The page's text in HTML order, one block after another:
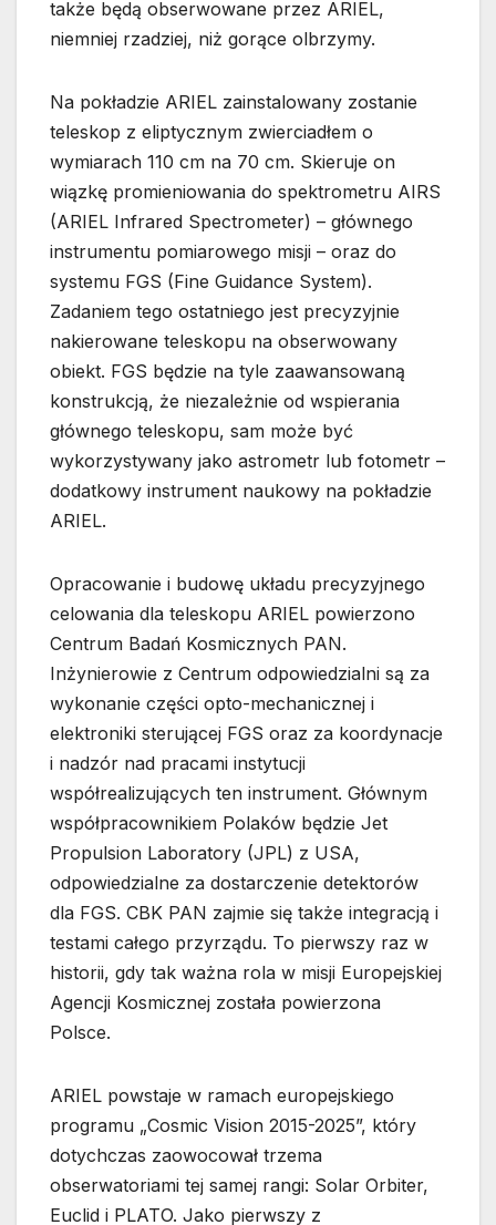
także będą obserwowane przez ARIEL,
niemniej rzadziej, niż gorące olbrzymy.
Na pokładzie ARIEL zainstalowany zostanie
teleskop z eliptycznym zwierciadłem o
wymiarach 110 cm na 70 cm. Skieruje on
wiązkę promieniowania do spektrometru AIRS
(ARIEL Infrared Spectrometer) – głównego
instrumentu pomiarowego misji – oraz do
systemu FGS (Fine Guidance System).
Zadaniem tego ostatniego jest precyzyjnie
nakierowane teleskopu na obserwowany
obiekt. FGS będzie na tyle zaawansowaną
konstrukcją, że niezależnie od wspierania
głównego teleskopu, sam może być
wykorzystywany jako astrometr lub fotometr –
dodatkowy instrument naukowy na pokładzie
ARIEL.
Opracowanie i budowę układu precyzyjnego
celowania dla teleskopu ARIEL powierzono
Centrum Badań Kosmicznych PAN.
Inżynierowie z Centrum odpowiedzialni są za
wykonanie części opto-mechanicznej i
elektroniki sterującej FGS oraz za koordynacje
i nadzór nad pracami instytucji
współrealizujących ten instrument. Głównym
współpracownikiem Polaków będzie Jet
Propulsion Laboratory (JPL) z USA,
odpowiedzialne za dostarczenie detektorów
dla FGS. CBK PAN zajmie się także integracją i
testami całego przyrządu. To pierwszy raz w
historii, gdy tak ważna rola w misji Europejskiej
Agencji Kosmicznej została powierzona
Polsce.
ARIEL powstaje w ramach europejskiego
programu „Cosmic Vision 2015-2025”, który
dotychczas zaowocował trzema
obserwatoriami tej samej rangi: Solar Orbiter,
Euclid i PLATO. Jako pierwszy z